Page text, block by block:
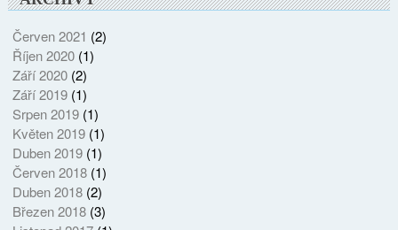
Červen 2021 (2)
Říjen 2020(1)
Září 2020(2)
Září 2019(1)
Srpen 2019(1)
Květen 2019(1)
Duben 2019(1)
Červen 2018(1)
Duben 2018(2)
Březen 2018(3)